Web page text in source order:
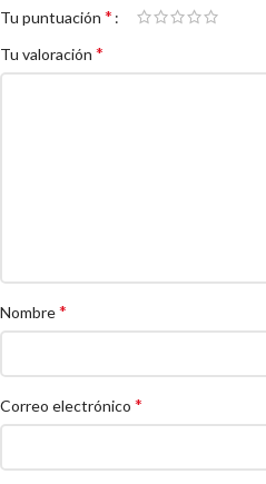
Tu puntuación *
Tu valoración *
Nombre*
Correo electrónico *